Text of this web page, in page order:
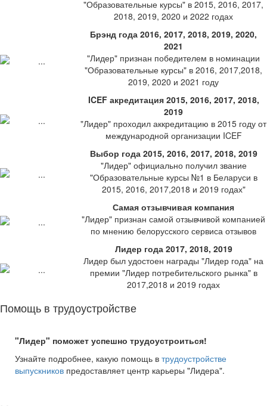
"Образовательные курсы" в 2015, 2016, 2017,
2018, 2019, 2020 и 2022 годах
Брэнд года 2016, 2017, 2018, 2019, 2020,
2021
"Лидер" признан победителем в номинации
"Образовательные курсы" в 2016, 2017,2018,
2019, 2020 и 2021 году
ICEF акредитация 2015, 2016, 2017, 2018,
2019
"Лидер" проходил аккредитацию в 2015 году от
международной организации ICEF
Выбор года 2015, 2016, 2017, 2018, 2019
"Лидер" официально получил звание
"Образовательные курсы №1 в Беларуси в
2015, 2016, 2017,2018 и 2019 годах"
Самая отзывчивая компания
"Лидер" признан самой отзывчивой компанией
по мнению белорусского сервиса отзывов
Лидер года 2017, 2018, 2019
Лидер был удостоен награды "Лидер года" на
премии "Лидер потребительского рынка" в
2017,2018 и 2019 годах
Помощь в трудоустройстве
"Лидер" поможет успешно трудоустроиться!
Узнайте подробнее, какую помощь в трудоустройстве
выпускников предоставляет центр карьеры "Лидера".